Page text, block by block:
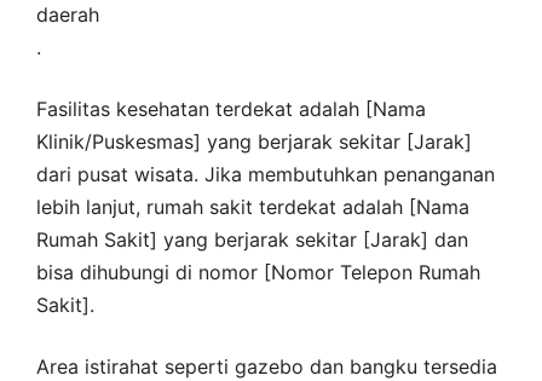
daerah
.
Fasilitas kesehatan terdekat adalah [Nama
Klinik/Puskesmas] yang berjarak sekitar [Jarak]
dari pusat wisata. Jika membutuhkan penanganan
lebih lanjut, rumah sakit terdekat adalah [Nama
Rumah Sakit] yang berjarak sekitar [Jarak] dan
bisa dihubungi di nomor [Nomor Telepon Rumah
Sakit].
Area istirahat seperti gazebo dan bangku tersedia